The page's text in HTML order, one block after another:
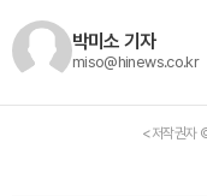
박미소 기자
miso@hinews.co.kr
<저작권자